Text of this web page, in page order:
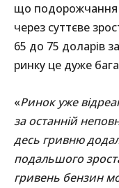
що подорожчання
через суттєве
65 до 75 доларів
ринку це дуже
«Ринок уже
за останній
десь гривню
подальшого
гривень бензин